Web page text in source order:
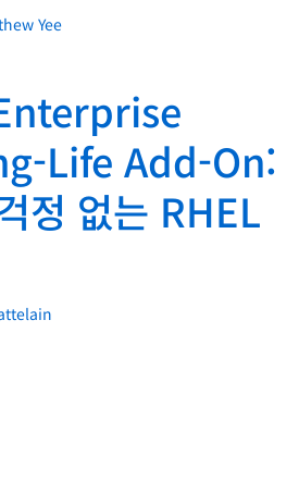
Yee
Life Add-On:
정 없는 RHEL